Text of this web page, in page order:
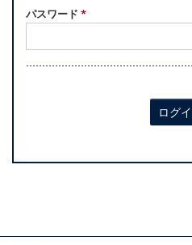
パスワード *
ログ